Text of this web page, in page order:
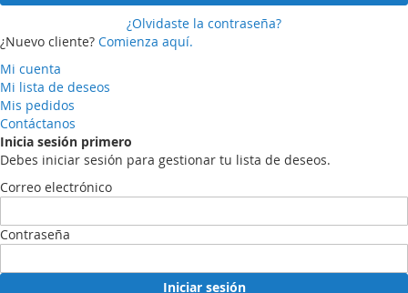
¿Olvidaste la contraseña?
¿Nuevo cliente? Comienza aquí.
Mi cuenta
Mi lista de deseos
Mis pedidos
Contáctanos
Inicia sesión primero
Debes iniciar sesión para gestionar tu lista de deseos.
Correo electrónico
Contraseña
Iniciar sesión